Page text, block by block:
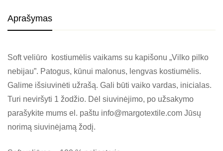
Aprašymas
Soft veliūro kostiumėlis vaikams su kapišonu „Vilko pilko
nebijau”. Patogus, kūnui malonus, lengvas kostiumėlis.
Galime išsiuvinėti užrašą. Gali būti vaiko vardas, inicialas.
Turi neviršyti 1 žodžio. Dėl siuvinėjimo, po užsakymo
parašykite mums el. paštu info@margotextile.com Jūsų
norimą siuvinėjamą žodį.